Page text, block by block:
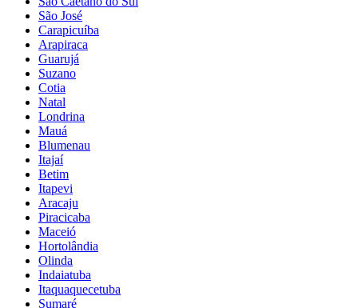
São José
Carapicuíba
Arapiraca
Guarujá
Suzano
Cotia
Natal
Londrina
Mauá
Blumenau
Itajaí
Betim
Itapevi
Aracaju
Piracicaba
Maceió
Hortolândia
Olinda
Indaiatuba
Itaquaquecetuba
Sumaré